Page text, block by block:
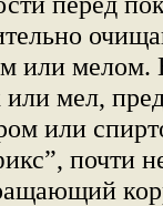
или мелом.
мел,
или
почти